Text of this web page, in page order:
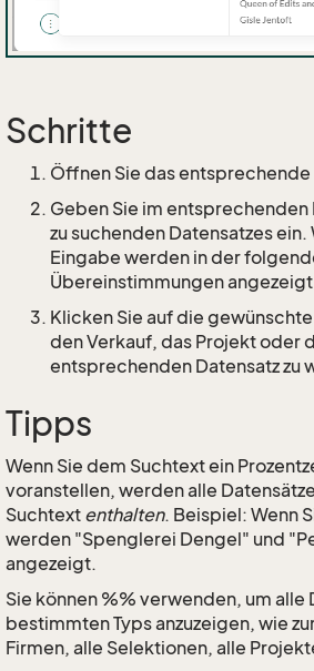
Schritte
Öffnen Sie das
Geben Sie im entsprechenden
zu suchenden Datensatzes
Eingabe werden in der
Übereinstimmungen
Klicken Sie auf die
den Verkauf, das Projekt oder
entsprechenden Datensatz zu
Tipps
Wenn Sie dem Suchtext ein
voranstellen, werden alle
Suchtext enthalten. Beispiel: Wenn
werden "Spenglerei Dengel" und
angezeigt.
Sie können %% verwenden, um alle
bestimmten Typs anzuzeigen, wie
Firmen, alle Selektionen, alle